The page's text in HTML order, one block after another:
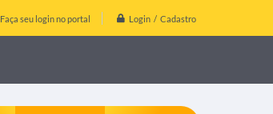
Faça seu login no portal Login / Cadastro